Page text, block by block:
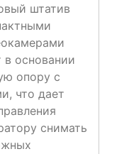
штатив
основании
опору с
что дает
снимать